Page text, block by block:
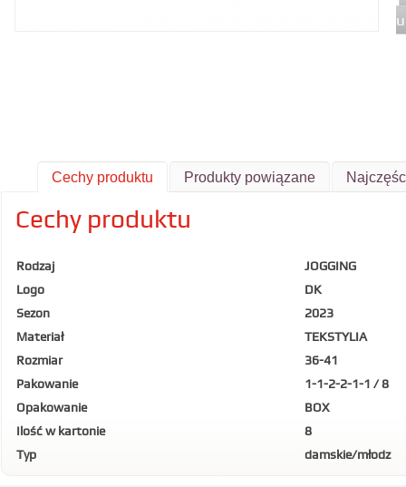
Cechy produktu Produkty powiązane
Cechy produktu
Rodzaj
JOGGING
Logo
DK
Sezon
2023
Materiał
TEKSTYLIA
Rozmiar
36-41
Pakowanie
1-1-2-2-1-1 / 8
Opakowanie
BOX
Ilość w kartonie
8
Typ
damskie/młodz